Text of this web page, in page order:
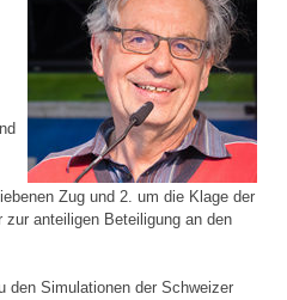
Zug und 2. um die Klage der
zur anteiligen Beteiligung an den
den Simulationen der Schweizer